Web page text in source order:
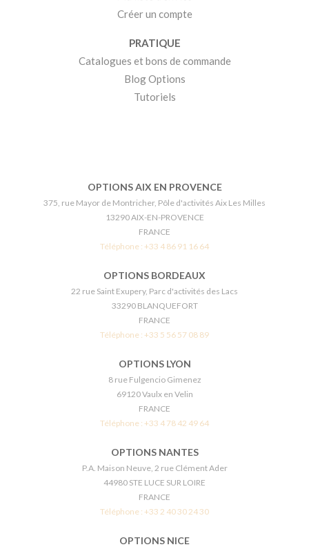
Créer un compte
PRATIQUE
Catalogues et bons de commande
Blog Options
Tutoriels
OPTIONS AIX EN PROVENCE
375, rue Mayor de Montricher, Pôle d'activités Aix Les Milles
13290 AIX-EN-PROVENCE
FRANCE
Téléphone : +33 4 86 91 16 64
OPTIONS BORDEAUX
22 rue Saint Exupery, Parc d'activités des Lacs
33290 BLANQUEFORT
FRANCE
Téléphone : +33 5 56 57 08 89
OPTIONS LYON
8 rue Fulgencio Gimenez
69120 Vaulx en Velin
FRANCE
Téléphone : +33 4 78 42 49 64
OPTIONS NANTES
P.A. Maison Neuve, 2 rue Clément Ader
44980 STE LUCE SUR LOIRE
FRANCE
Téléphone : +33 2 40 30 24 30
OPTIONS NICE